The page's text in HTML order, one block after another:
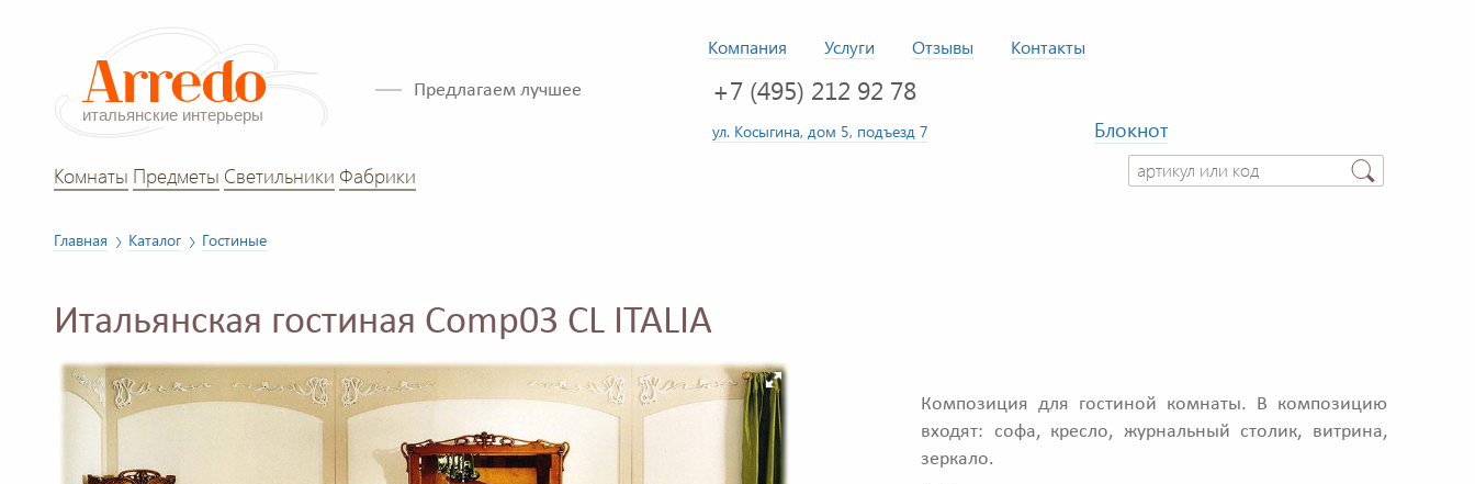
Компания Услуги Отзывы Контакты
Предлагаем лучшее +7 (495) 212 92 78
ул. Косыгина, дом 5, подъезд 7
Блокнот
Комнаты Предметы Светильники Фабрики
Главная Каталог Гостиные
Итальянская гостиная Comp03 CL ITALIA
Композиция для гостиной комнаты. В композицию
входят: софа, кресло, журнальный столик, витрина,
зеркало.